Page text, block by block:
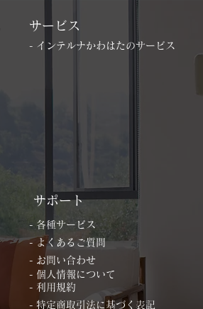
サービス
- インテルナかわはたのサービス
サポート
- 各種サービス
- よくあるご質問
- お問い合わせ
- 個人情報について
- 利用規約
- 特定商取引法に基づく表記